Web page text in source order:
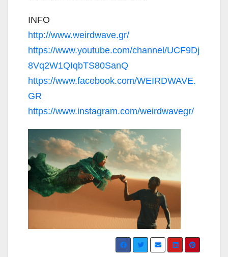
INFO
http://www.weirdwave.gr/
https://www.youtube.com/channel/UCF9Dj
8Vq2W1QIqbTS80SanQ
https://www.facebook.com/WEIRDWAVE.
GR
https://www.instagram.com/weirdwavegr/